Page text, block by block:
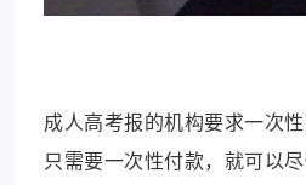
成人高考报的机构要求一次
只需要一次性付款，就可以